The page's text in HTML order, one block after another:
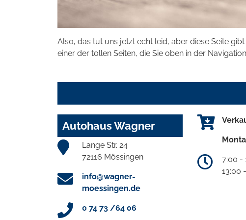
Also, das tut uns jetzt echt leid, aber diese Seite
einer der tollen Seiten, die Sie oben in der
Autohaus Wagner
Lange Str. 24
72116 Mössingen
info@wagner-
moessingen.de
0 74 73 /64 06
7:00 -
13:00